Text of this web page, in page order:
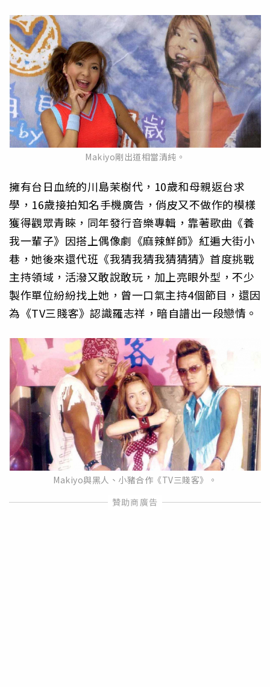
Makiyo剛出道相當清純。
擁有台日血統的川島茉樹代，10歲和母親返台求
學，16歲接拍知名手機廣告，俏皮又不做作的模樣
獲得觀眾青睞，同年發行音樂專輯，靠著歌曲《養
我一輩子》因搭上偶像劇《麻辣鮮師》紅遍大街小
巷，她後來還代班《我猜我猜我猜猜猜》首度挑戰
主持領域，活潑又敢說敢玩，加上亮眼外型，不少
製作單位紛紛找上她，曾一口氣主持4個節目，還因
為《TV三賤客》認識羅志祥，暗自譜出一段戀情。
Makiyo與黑人、小豬合作《TV三賤客》。